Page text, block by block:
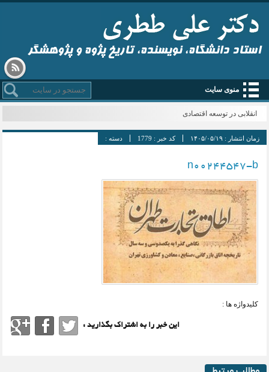
استاد دانشگاه، نویسنده، تاریخ پژوه و پژوهشگر
منوی سایت
انقلابی در توسعه اقتصادی
زمان انتشار : ۱۴۰۵/۰۵/۱۹ کد خبر : 1779 دسته :
n00244547-b
کلیدواژه ها :
این خبر را به اشتراک بگذارید :